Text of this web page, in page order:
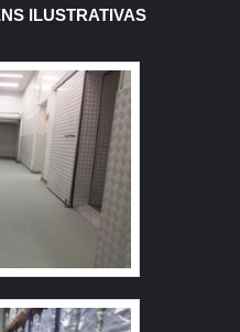
tais como: Cobre;
desse procedimento, é
diferentes aplicações,
superficial, que pode ser
ao cliente observar o
que as alterações sejam
é importante para
a corrosão e intempéries
do metal, além de
realizada ao metal, é
ILUSTRATIVAS